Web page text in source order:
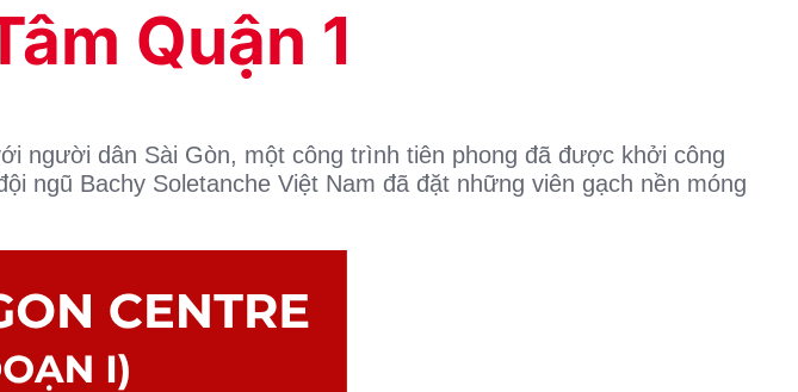
Quận 1
người dân Sài Gòn, một công trình tiên phong đã được khởi công
ngũ Bachy Soletanche Việt Nam đã đặt những viên gạch nền móng